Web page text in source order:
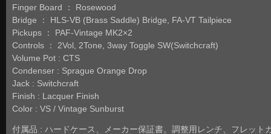
Finger Board ： Rosewood
Bridge ： HLS-VB (Brass Saddle) Bridge, FA-VT Tailpiece
Pickups ： PAF-Vintage MK2×2
Controls ： 2Vol, 2Tone, 3way Toggle SW(Switchcraft)
Volume Pot : CTS
Condenser : Sprague Orange Drop
Jack : Switchcraft
Finish : Lacquer Finish
Color : VS / Vintage Sunburst
付属品 : ハードケース、メーカー保証書。調整用レンチ、フレット